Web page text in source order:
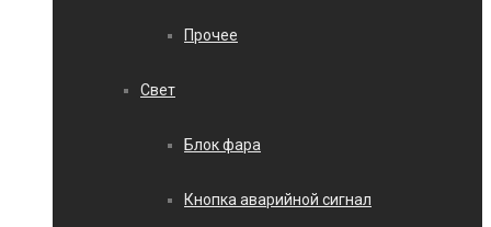
Прочее
Свет
Блок фара
Кнопка аварийной сигнал